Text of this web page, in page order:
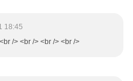
18:45
/> <br /> <br /> <br />